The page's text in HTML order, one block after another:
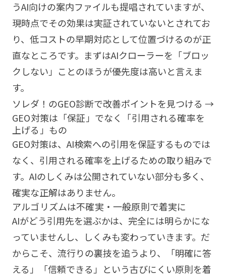
うAI向けの案内ファイルも提唱されていますが、
現時点でその効果は実証されていないとされてお
り、低コストの早期対応として位置づけるのが正
直なところです。まずはAIクローラーを「ブロッ
クしない」ことのほうが優先度は高いと言えま
す。
ソレダ！のGEO診断で改善ポイントを見つける →
GEO対策は「保証」でなく「引用される確率を
上げる」もの
GEO対策は、AI検索への引用を保証するものでは
なく、引用される確率を上げるための取り組みで
す。AIのしくみは公開されていない部分も多く、
確実な正解はありません。
アルゴリズムは不確実・一般原則で着実に
AIがどう引用先を選ぶかは、完全には明らかにな
っていませんし、しくみも変わっていきます。だ
からこそ、流行りの裏技を追うより、「明確に答
える」「信頼できる」という古びにくい原則を着